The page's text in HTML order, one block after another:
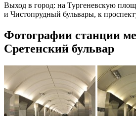
Выход в город: на Тургеневскую
и Чистопрудный бульвары, к
Фотографии станции
Сретенский бульвар